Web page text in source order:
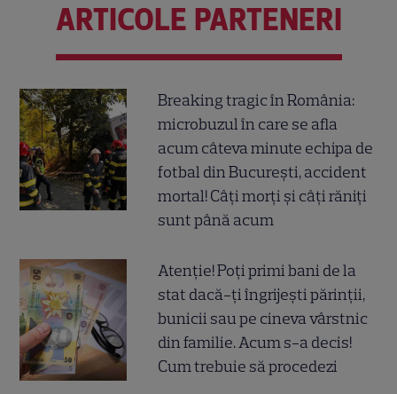
ARTICOLE PARTENERI
Breaking tragic în România:
microbuzul în care se afla
acum câteva minute echipa de
fotbal din București, accident
mortal! Câți morți și câți răniți
sunt până acum
Atenție! Poți primi bani de la
stat dacă-ți îngrijești părinții,
bunicii sau pe cineva vârstnic
din familie. Acum s-a decis!
Cum trebuie să procedezi